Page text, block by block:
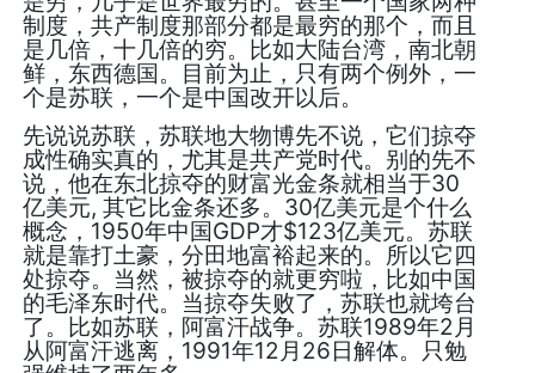
制度，共产制度那部分都是最穷的那个，而且
是几倍，十几倍的穷。比如大陆台湾，南北朝
鲜，东西德国。目前为止，只有两个例外，一
个是苏联，一个是中国改开以后。
先说说苏联，苏联地大物博先不说，它们掠夺
成性确实真的，尤其是共产党时代。别的先不
说，他在东北掠夺的财富光金条就相当于30
亿美元, 其它比金条还多。30亿美元是个什么
概念，1950年中国GDP才$123亿美元。苏联
就是靠打土豪，分田地富裕起来的。所以它四
处掠夺。当然，被掠夺的就更穷啦，比如中国
的毛泽东时代。当掠夺失败了，苏联也就垮台
了。比如苏联，阿富汗战争。苏联1989年2月
从阿富汗逃离，1991年12月26日解体。只勉